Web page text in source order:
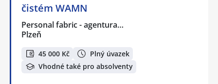
čistém WAMN
Personal fabric - agentura…
Plzeň
45 000 Kč
Plný úvazek
Vhodné také pro absolventy